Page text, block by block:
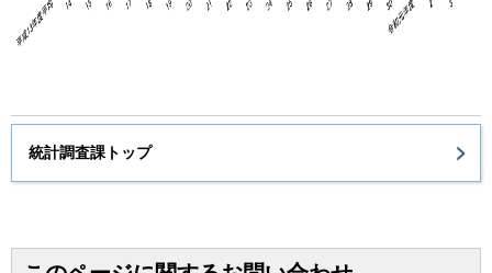
統計調査課トップ